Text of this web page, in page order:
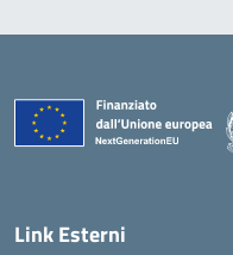
Link Esterni